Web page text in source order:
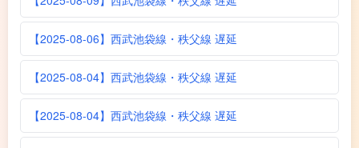
【2025-08-06】西武池袋線・秩父線 遅延
【2025-08-04】西武池袋線・秩父線 遅延
【2025-08-04】西武池袋線・秩父線 遅延